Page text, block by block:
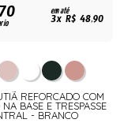
em até
3x R$ 48,90
REFORCADO COM
NA BASE E TRESPASSE
- BRANCO